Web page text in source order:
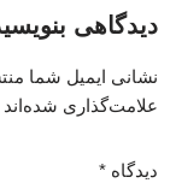
دیدگاهی
نشانی ایمیل شما
علامت‌گذاری شده‌اند
دیدگاه *